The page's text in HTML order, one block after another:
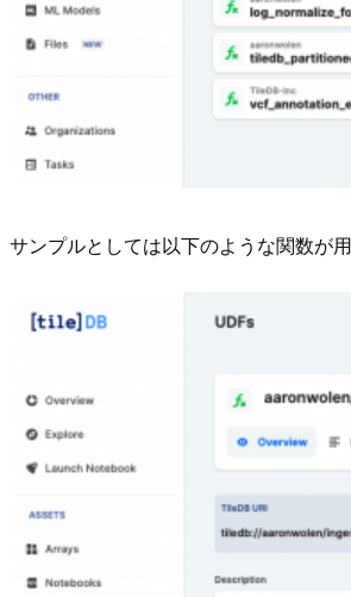
サンプルとしては以下のような関数が